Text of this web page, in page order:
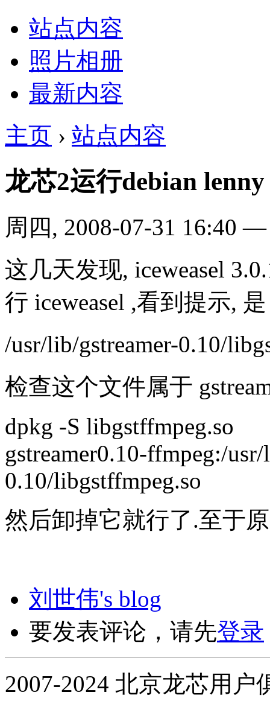
站点内容
照片相册
最新内容
主页 › 站点内容
龙芯2运行debian
周四, 2008-07-31 16:40
这几天发现, iceweasel
行 iceweasel ,看到提示, 是
/usr/lib/gstreamer-0.10/
检查这个文件属于
dpkg -S libgstffmpeg.so
gstreamer0.10-ffmpeg:/
0.10/libgstffmpeg.so
然后卸掉它就行了.至于
刘世伟's blog
要发表评论，请先登录
2007-2024 北京龙芯用户